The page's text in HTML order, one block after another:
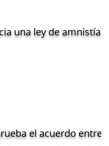
una ley de amnistía
el acuerdo entre